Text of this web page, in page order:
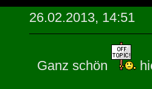
26.02.2013, 14:51
Ganz schön